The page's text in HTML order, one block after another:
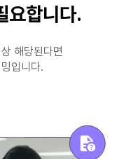
요합니다.
해당된다면
입니다.